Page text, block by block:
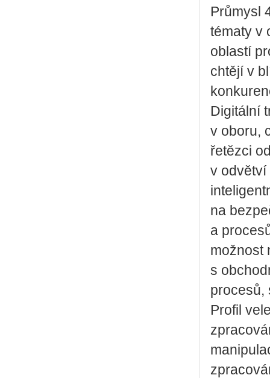
Průmysl
tématy v
oblastí
chtějí v
Digitální
v oboru,
řetězci
v
na
a
možnost
s
procesů,
Profil